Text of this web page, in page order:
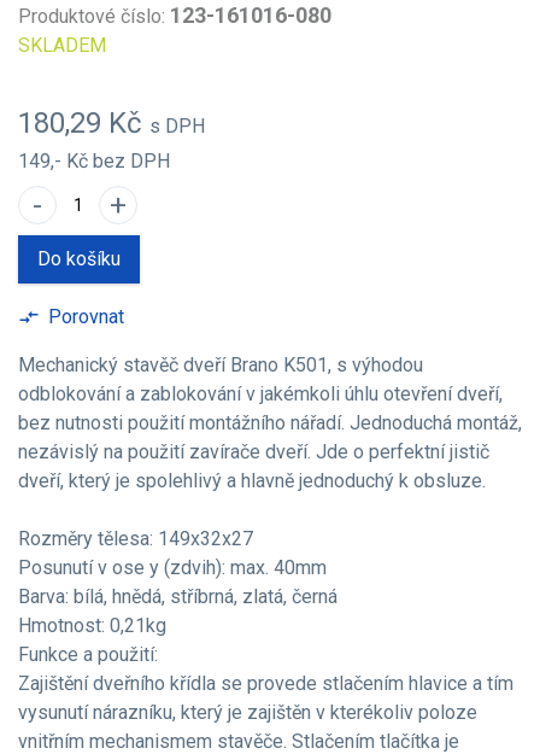
Produktové číslo: 123-161016-080
SKLADEM
180,29 Kč s DPH
149,- Kč bez DPH
- +
Do košíku
compare_arrows Porovnat
Mechanický stavěč dveří Brano K501, s výhodou
odblokování a zablokování v jakémkoli úhlu otevření dveří,
bez nutnosti použití montážního nářadí. Jednoduchá montáž,
nezávislý na použití zavírače dveří. Jde o perfektní jistič
dveří, který je spolehlivý a hlavně jednoduchý k obsluze.
Rozměry tělesa: 149x32x27
Posunutí v ose y (zdvih): max. 40mm
Barva: bílá, hnědá, stříbrná, zlatá, černá
Hmotnost: 0,21kg
Funkce a použití:
Zajištění dveřního křídla se provede stlačením hlavice a tím
vysunutí nárazníku, který je zajištěn v kterékoliv poloze
vnitřním mechanismem stavěče. Stlačením tlačítka je